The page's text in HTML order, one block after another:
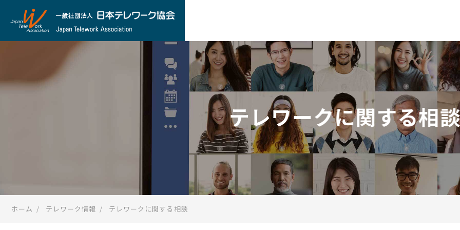
テレワークに関する相
ホーム テレワーク情報 テレワークに関する相談